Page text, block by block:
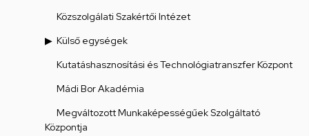
Közszolgálati Szakértői Intézet
Külső egységek
Kutatáshasznosítási és Technológiatranszfer Központ
Mádi Bor Akadémia
Megváltozott Munkaképességűek Szolgáltató
Központja